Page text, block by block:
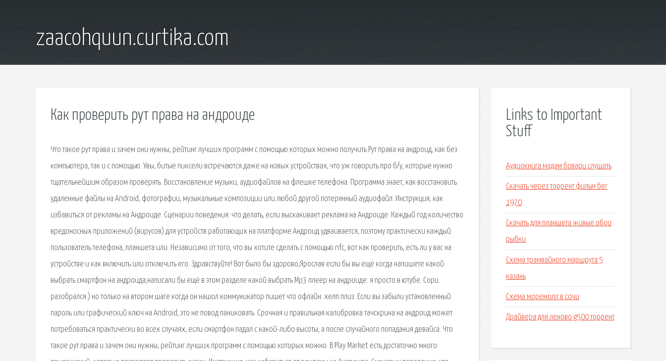
zaacohquun.curtika.com
Как проверить рут права на андроиде
Что такое рут права и зачем они нужны, рейтинг лучших программ с помощью которых можно получить Рут права на андроид, как без
компьютера, так и с помощью. Увы, битые пиксели встречаются даже на новых устройствах, что уж говорить про б/у, которые нужно
тщательнейшим образом проверять. Восстановление музыки, аудиофайлов на флешке телефона. Программа знает, как восстановить
удаленные файлы на Android, фотографии, музыкальные композиции или любой другой потерянный аудиофайл. Инструкция, как
избавиться от рекламы на Андроиде. Сценарии поведения: что делать, если выскакивает реклама на Андроиде. Каждый год количество
вредоносных приложений (вирусов) для устройств работающих на платформе Андроид удваивается, поэтому практически каждый
пользователь телефона, планшета или. Независимо от того, что вы хотите сделать с помощью nfc, вот как проверить, есть ли у вас на
устройстве и как включить или отключить его. Здравствуйте! Вот было бы здорово,Ярослав если бы вы ещё когда напишете какой
выбрать смартфон на андроида,написали бы ещё в этом разделе какой выбрать Мp3 плеер на андроиде: я просто в ютубе. Сори.
разобрался.) но только на втором шаге когда он нашол коммуникатор пишет что офлайн. хелп плиз. Если вы забыли установленный
пароль или графический ключ на Android, это не повод паниковать. Срочная и правильная калибровка тачскрина на андроид может
потребоваться практически во всех случаях, если смартфон падал с какой-либо высоты, а после случайного попадания девайса. Что
такое рут права и зачем они нужны, рейтинг лучших программ с помощью которых можно. В Play Market есть достаточно много
Links to Important
Stuff
Аудиокнига мадам бовари слушать
Скачать через торрент фильм бег
1970
Скачать для планшета живые обои
рыбки
Схема трамвайного маршрута 5
казань
Схема моремолл в сочи
Драйвера для леново g500 торрент